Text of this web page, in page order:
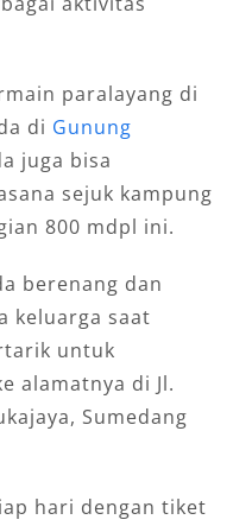
paralayang di
di Gunung
juga bisa
sejuk kampung
800 mdpl ini.
berenang dan
keluarga saat
untuk
alamatnya di Jl.
Sumedang
hari dengan tiket